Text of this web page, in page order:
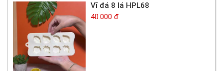
Vĩ đá 8 lá HPL68
40.000 đ